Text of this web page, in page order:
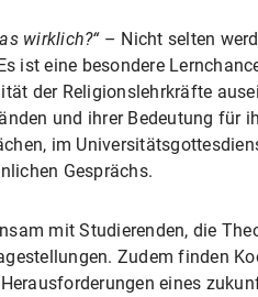
wirklich?“– Nicht selten
ist eine besondere
der Religionslehrkräfte
und ihrer Bedeutung für
im
Gesprächs.
mit Studierenden, die
Zudem finden
eines